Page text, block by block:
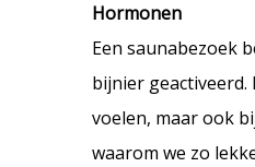
Hormonen
Een saunabezoek
bijnier
voelen, maar ook
waarom we zo